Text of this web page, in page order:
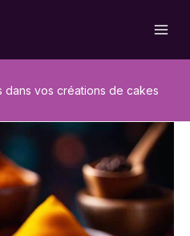
dans vos créations de cakes